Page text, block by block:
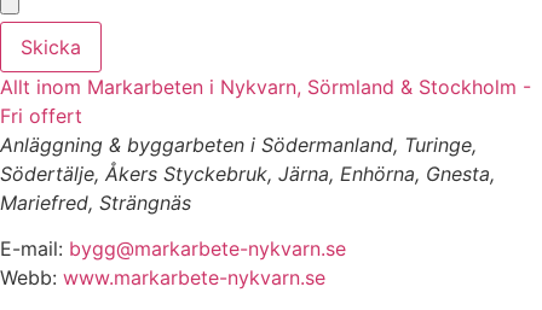
Skicka
Allt inom Markarbeten i Nykvarn, Sörmland & Stockholm -
Fri offert
Anläggning & byggarbeten i Södermanland, Turinge,
Södertälje, Åkers Styckebruk, Järna, Enhörna, Gnesta,
Mariefred, Strängnäs
E-mail: bygg@markarbete-nykvarn.se
Webb: www.markarbete-nykvarn.se